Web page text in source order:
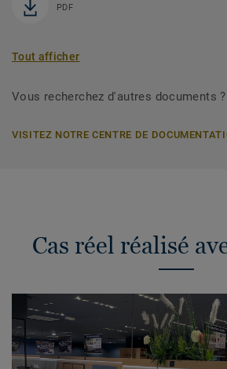
PDF
Tout afficher
Vous recherchez d'autres documents ?
VISITEZ NOTRE CENTRE DE
Cas réel réalisé